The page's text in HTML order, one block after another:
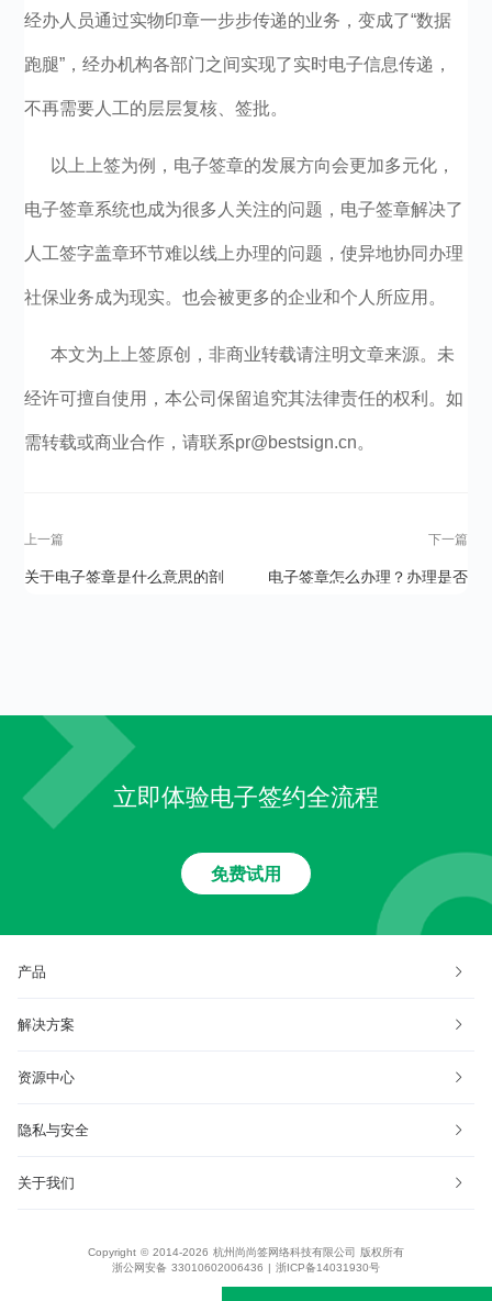
经办人员通过实物印章一步步传递的业务，变成了“数据
跑腿”，经办机构各部门之间实现了实时电子信息传递，
不再需要人工的层层复核、签批。
以上上签为例，电子签章的发展方向会更加多元化，
电子签章系统也成为很多人关注的问题，电子签章解决了
人工签字盖章环节难以线上办理的问题，使异地协同办理
社保业务成为现实。也会被更多的企业和个人所应用。
本文为上上签原创，非商业转载请注明文章来源。未
经许可擅自使用，本公司保留追究其法律责任的权利。如
需转载或商业合作，请联系pr@bestsign.cn。
上一篇
关于电子签章是什么意思的剖
下一篇
电子签章怎么办理？办理是否
立即体验电子签约全流程
免费试用
产品
解决方案
资源中心
隐私与安全
关于我们
Copyright © 2014-2026 杭州尚尚签网络科技有限公司 版权所有
浙公网安备 33010602006436 | 浙ICP备14031930号